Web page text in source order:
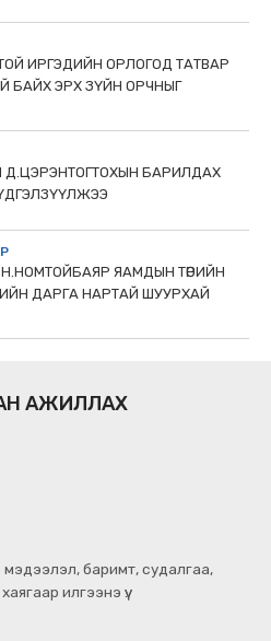
ИРГЭДИЙН ОРЛОГОД ТАТВАР
БАЙХ ЭРХ ЗҮЙН ОРЧНЫГ
Д.ЦЭРЭНТОГТОХЫН БАРИЛДАХ
ЯАМДЫН ТӨРИЙН
ДАРГА НАРТАЙ ШУУРХАЙ
АЖИЛЛАХ
баримт, судалгаа,
илгээнэ үү.